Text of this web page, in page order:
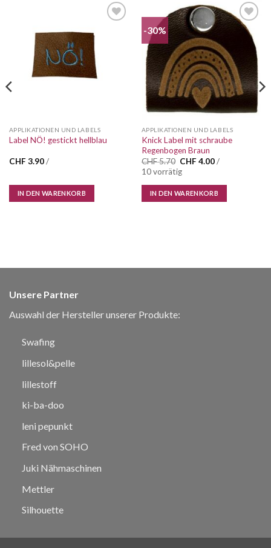
Wunschliste
APPLIKATIONEN UND LABELS
Label NÖ! gestickt hellblau
CHF 3.90/
IN DEN WARENKORB
-30%
Auf die
Wunschliste
APPLIKATIONEN UND LABELS
Knick Label mit schraube
Regenbogen Braun
CHF5.70 Ursprünglicher
Preis
war:
CHF 5.70
CHF 4.00Aktueller
CHF 4.00.
/
10 vorrätig
IN DEN WARENKORB
Unsere Partner
Auswahl der Hersteller unserer Produkte:
Swafing
lillesol&pelle
lillestoff
ki-ba-doo
leni pepunkt
Fred von SOHO
Juki Nähmaschinen
Mettler
Silhouette